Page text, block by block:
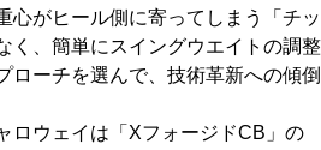
心がヒール側に寄ってしまう「チッ
く、簡単にスイングウエイトの調整
ローチを選んで、技術革新への傾倒
ロウェイは「XフォージドCB」の